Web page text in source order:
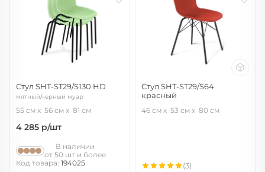
Стул SHT-ST29/S130 HD
мятный/черный муар
55 см 56 см 81 см
4 285 р/шт
В наличии
от 50 шт и более
Код товара: 194025
Стул SHT-ST29/S64
красный
46 см 53 см 80 см
(3)